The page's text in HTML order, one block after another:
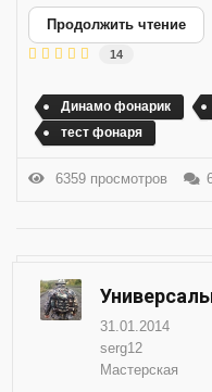
Продолжить чтение
14
Динамо фонарик
тест фонаря
6359 просмотров
31.01.2014
serg12
Мастерская